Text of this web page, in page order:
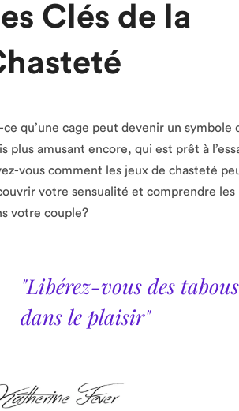
Clés de la
ce qu’une cage peut devenir un
plus amusant encore, qui est prêt à
vous comment les jeux de chasteté
votre sensualité et comprendre
votre couple?
"Libérez-vous des
dans le plaisir"